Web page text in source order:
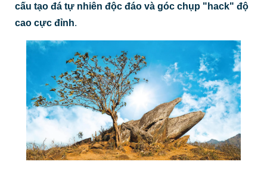
cấu tạo đá tự nhiên độc đáo và góc chụp "hack" độ
cao cực đỉnh.